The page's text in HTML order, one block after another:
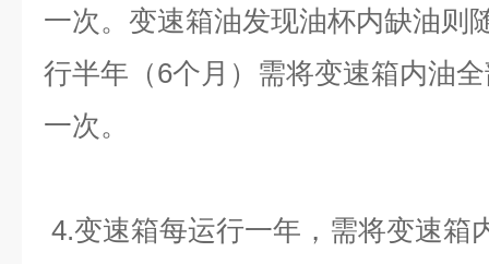
一次。变速箱油发现油杯内缺油则
行半年（6个月）需将变速箱内油
一次。
4.变速箱每运行一年，需将变速箱